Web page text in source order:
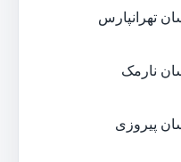
تهرانپارس
نارمک
پیروزی